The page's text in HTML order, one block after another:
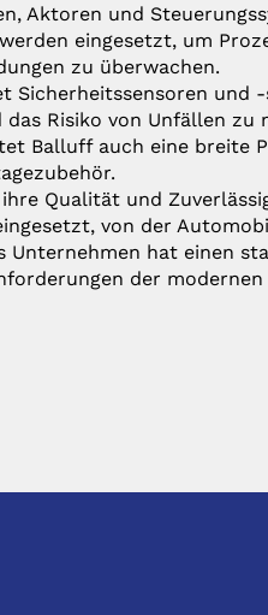
Aktoren und
eingesetzt, um
zu überwachen.
Sicherheitssensoren und
Risiko von Unfällen zu
Balluff auch eine breite
Qualität und
von der
Unternehmen hat einen
der